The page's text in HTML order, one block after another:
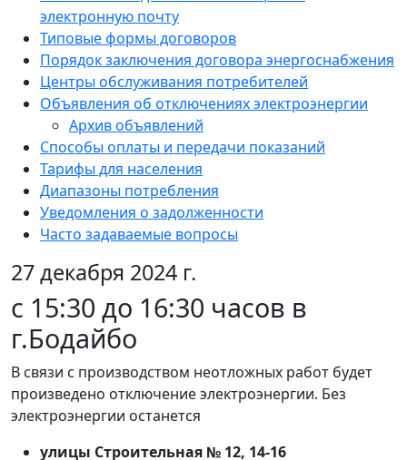
электронную почту
Типовые формы договоров
Порядок заключения договора энергоснабжения
Центры обслуживания потребителей
Объявления об отключениях электроэнергии
Архив объявлений
Способы оплаты и передачи показаний
Тарифы для населения
Диапазоны потребления
Уведомления о задолженности
Часто задаваемые вопросы
27 декабря 2024 г.
с 15:30 до 16:30 часов в
г.Бодайбо
В связи с производством неотложных работ будет
произведено отключение электроэнергии. Без
электроэнергии останется
улицы Строительная № 12, 14-16